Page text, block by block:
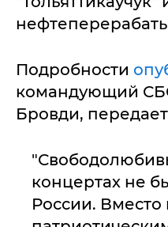
Подробности
командующий
Бровди, передает
концертах не
России.